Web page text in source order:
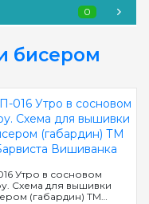
0
бисером
Утро в сосновом
Схема для вышивки
(габардин) ТМ